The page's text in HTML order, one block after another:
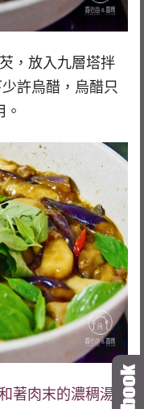
，放入九層塔拌
許烏醋，烏醋只
著肉末的濃稠湯